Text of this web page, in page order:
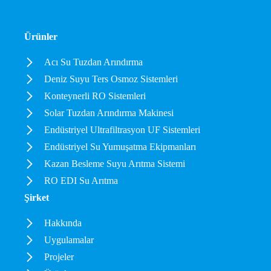
Ürünler
Acı Su Tuzdan Arındırma
Deniz Suyu Ters Osmoz Sistemleri
Konteynerli RO Sistemleri
Solar Tuzdan Arındırma Makinesi
Endüstriyel Ultrafiltrasyon UF Sistemleri
Endüstriyel Su Yumuşatma Ekipmanları
Kazan Besleme Suyu Arıtma Sistemi
RO EDI Su Arıtma
Şirket
Hakkında
Uygulamalar
Projeler